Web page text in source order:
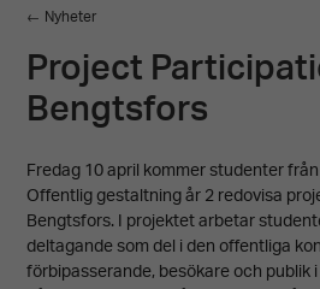
← Nyheter
Project
Bengtsfors
Fredag 10 april kommer studenter
Offentlig gestaltning år 2 redovisa
Bengtsfors. I projektet arbetar
deltagande som del i den offentliga
förbipasserande, besökare och publik